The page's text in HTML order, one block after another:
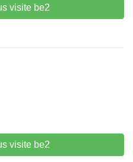
visite be2
visite be2